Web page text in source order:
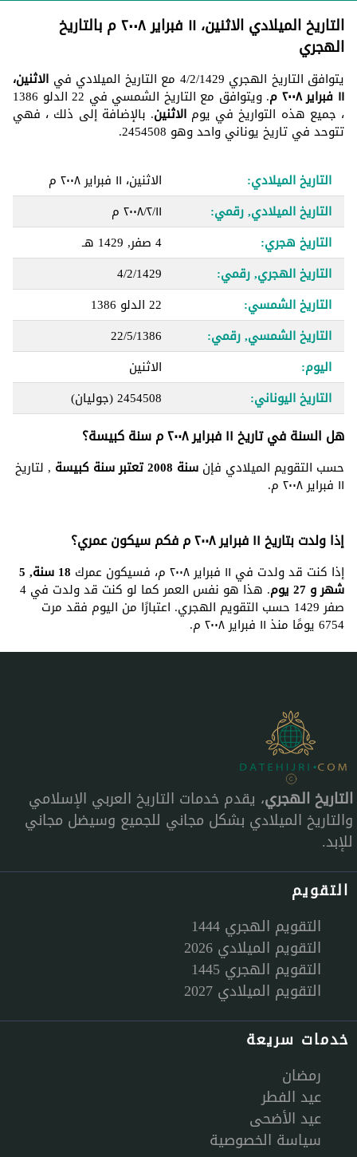
التاريخ الميلادي الاثنين، ١١ فبراير ٢٠٠٨ م بالتاريخ
الهجري
يتوافق التاريخ الهجري 4/2/1429 مع التاريخ الميلادي في الاثنين،
١١ فبراير ٢٠٠٨ م . ويتوافق مع التاريخ الشمسي في 22 الدلو 1386
، جميع هذه التواريخ في يومالاثنين. بالإضافة إلى ذلك ، فهي
تتوحد في تاريخ يوناني واحد وهو 2454508.
التاريخ الميلادي:
الاثنين، ١١ فبراير ٢٠٠٨ م
التاريخ الميلادي, رقمي:
١١‏/٢‏/٢٠٠٨ م
التاريخ هجري:
4 صفر, 1429 هـ
التاريخ الهجري, رقمي:
4/2/1429
التاريخ الشمسي:
22 الدلو 1386
التاريخ الشمسي, رقمي:
22/5/1386
اليوم:
الاثنين
التاريخ اليوناني:
2454508(جوليان)
هل السنة في تاريخ ١١ فبراير ٢٠٠٨ م سنة كبيسة؟
حسب التقويم الميلادي فإن سنة 2008 تعتبر سنة كبيسة , لتاريخ
١١ فبراير ٢٠٠٨ م.
إذا ولدت بتاريخ ١١ فبراير ٢٠٠٨ م فكم سيكون عمري؟
إذا كنت قد ولدت في ١١ فبراير ٢٠٠٨ م، فسيكون عمرك 18 سنة, 5
شهر و 27 يوم . هذا هو نفس العمر كما لو كنت قد ولدت في 4
صفر 1429 حسب التقويم الهجري. اعتبارًا من اليوم فقد مرت
6754 يومًا منذ ١١ فبراير ٢٠٠٨ م.
التاريخ الهجري، يقدم خدمات التاريخ العربي الإسلامي
والتاريخ الميلادي بشكل مجاني للجميع وسيضل مجاني
للإبد.
التقويم
التقويم الهجري 1444
التقويم الميلادي 2026
التقويم الهجري 1445
التقويم الميلادي 2027
خدمات سريعة
رمضان
عيد الفطر
عيد الأضحى
سياسة الخصوصية